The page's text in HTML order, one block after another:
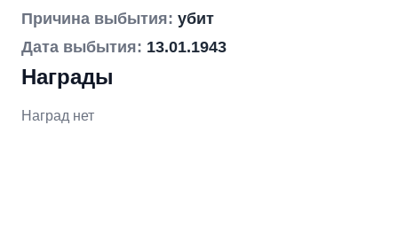
Причина выбытия: убит
Дата выбытия: 13.01.1943
Награды
Наград нет